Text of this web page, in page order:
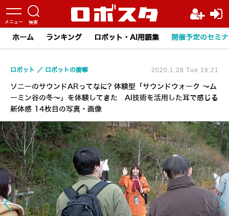
ホーム ランキング ロボット・AI用語集 開催予定のセミ
ソニーのサウンドARってなに? 体験型「サウンドウォーク ～ム
ーミン谷の冬～」を体験してきた AI技術を活用した耳で感じる
新体感 14枚目の写真・画像
ロボット ロボットの衝撃 2020.1.28 Tue 16:21